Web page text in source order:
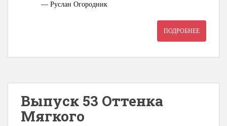
— Руслан Огородник
ПОДРОБНЕЕ
Выпуск 53 Оттенка
Мягкого